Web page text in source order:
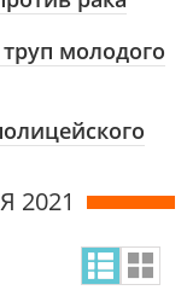
молодого
2021